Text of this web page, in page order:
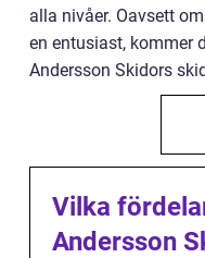
alla nivåer. Oavsett
en entusiast, kommer
Andersson Skidors
Vilka
Andersson